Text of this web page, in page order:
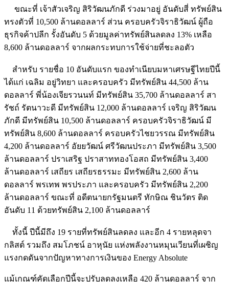
ขณะที่ เจ้าสัวเจริญ สิริวัฒนภักดี ร่วงมาอยู่ อันดับสี่ ทรัพย์สิน
ทรงตัวที่ 10,500 ล้านดอลลาร์ ส่วน ครอบครัวจิราธิวัฒน์ ผู้ถือ
ธุรกิจค้าปลีก รั้งอันดับ 5 ด้วยมูลค่าทรัพย์สินลดลง 13% เหลือ
8,600 ล้านดอลลาร์ จากผลกระทบการใช้จ่ายที่ชะลอตัว
สำหรับ รายชื่อ 10 อันดับแรก ของทำเนียบมหาเศรษฐีไทยปีนี้
ได้แก่ เฉลิม อยู่วิทยา และครอบครัว มีทรัพย์สิน 44,500 ล้าน
ดอลลาร์ พี่น้องเจียรวนนท์ มีทรัพย์สิน 35,700 ล้านดอลลาร์ สา
รัชถ์ รัตนาวะดี มีทรัพย์สิน 12,000 ล้านดอลลาร์ เจริญ สิริวัฒน
ภักดี มีทรัพย์สิน 10,500 ล้านดอลลาร์ ครอบครัวจิราธิวัฒน์ มี
ทรัพย์สิน 8,600 ล้านดอลลาร์ ครอบครัวไชยวรรณ มีทรัพย์สิน
4,200 ล้านดอลลาร์ อัยยวัฒน์ ศรีวัฒนประภา มีทรัพย์สิน 3,500
ล้านดอลลาร์ ปราเสริฐ ปราสาททองโอสถ มีทรัพย์สิน 3,400
ล้านดอลลาร์ เสถียร เสถียรธรรมะ มีทรัพย์สิน 2,600 ล้าน
ดอลลาร์ พรเทพ พรประภา และครอบครัว มีทรัพย์สิน 2,200
ล้านดอลลาร์ ขณะที่ อดีตนายกรัฐมนตรี ทักษิณ ชินวัตร ติด
อันดับ 11 ด้วยทรัพย์สิน 2,100 ล้านดอลลาร์
ทั้งนี้ ปีนี้มีถึง 19 รายที่ทรัพย์สินลดลง และอีก 4 รายหลุดจา
กลิสต์ รวมถึง สมโภชน์ อาหุนัย แห่งพลังงานหมุนเวียนที่เผชิญ
แรงกดดันจากปัญหาทางการเงินของ Energy Absolute
แม้เกณฑ์คัดเลือกปีนี้จะปรับลดลงเหลือ 420 ล้านดอลลาร์ จาก